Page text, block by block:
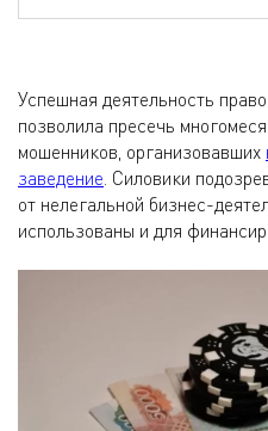
Успешная деятельность
позволила пресечь
мошенников, организовавших
заведение. Силовики
от нелегальной бизнес-
использованы и для